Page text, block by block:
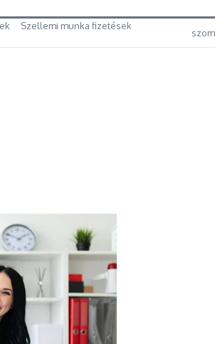
Szellemi munka fizetések